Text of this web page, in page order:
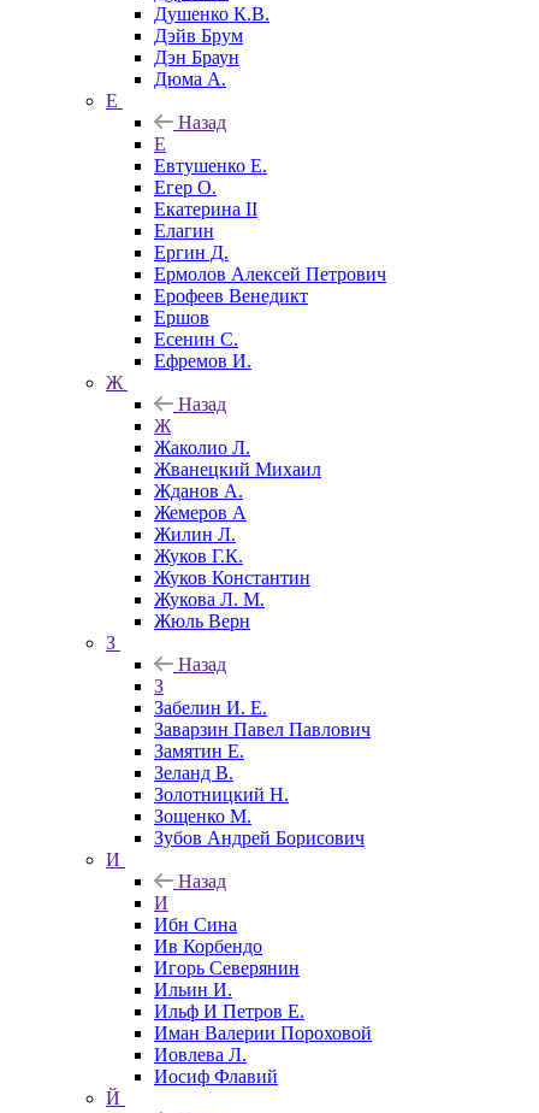
Душенко К.В.
Дэйв Брум
Дэн Браун
Дюма А.
Е
Назад
Е
Евтушенко Е.
Егер О.
Екатерина II
Елагин
Ергин Д.
Ермолов Алексей Петрович
Ерофеев Венедикт
Ершов
Есенин С.
Ефремов И.
Ж
Назад
Ж
Жаколио Л.
Жванецкий Михаил
Жданов А.
Жемеров А
Жилин Л.
Жуков Г.К.
Жуков Константин
Жукова Л. М.
Жюль Верн
З
Назад
З
Забелин И. Е.
Заварзин Павел Павлович
Замятин Е.
Зеланд В.
Золотницкий Н.
Зощенко М.
Зубов Андрей Борисович
И
Назад
И
Ибн Сина
Ив Корбендо
Игорь Северянин
Ильин И.
Ильф И Петров Е.
Иман Валерии Пороховой
Иовлева Л.
Иосиф Флавий
Й